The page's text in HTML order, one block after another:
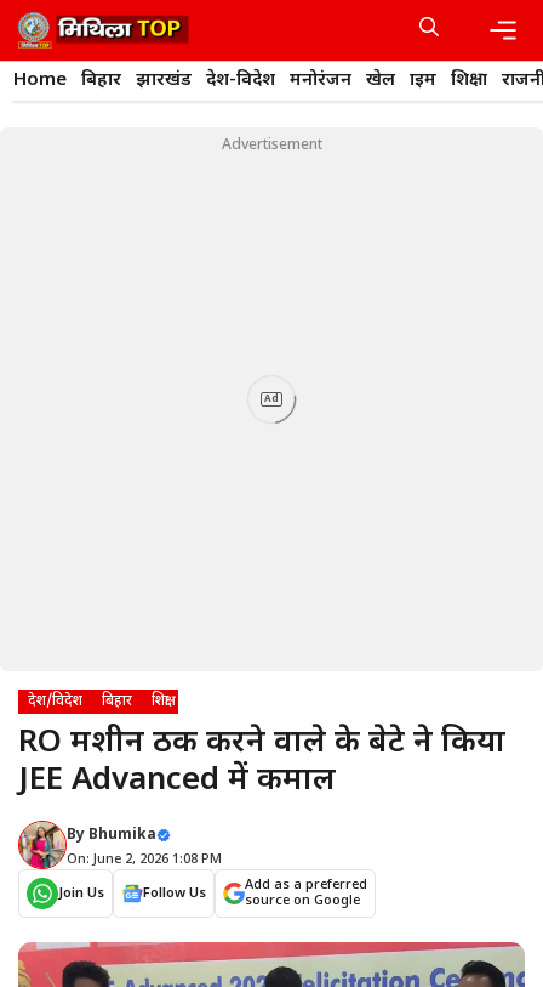
Skip
to
content
Home बिहार झारखंड देश-विदेश मनोरंजन खेल क्राइम शिक्षा
Advertisement
Ad
देश/विदेश बिहार शिक्षा
RO मशीन ठीक करने वाले के बेटे ने किया
JEE Advanced में कमाल
By Bhumika
On: June 2, 2026 1:08 PM
Join Us
Follow Us
Add as a preferred
source on Google